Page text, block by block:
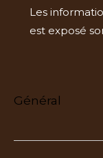
Les
est exposé
général